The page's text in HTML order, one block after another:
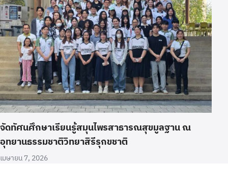
จัดทัศนศึกษาเรียนรู้สมุนไพรสาธารณสุขมูลฐาน ณ
อุทยานธรรมชาติวิทยาสิรีรุกขชาติ
เมษายน 7, 2026